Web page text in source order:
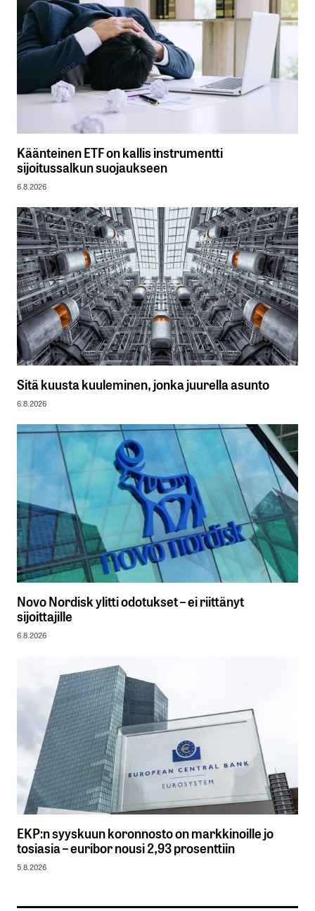
Käänteinen ETF on kallis instrumentti
sijoitussalkun suojaukseen
6.8.2026
Sitä kuusta kuuleminen, jonka juurella asunto
6.8.2026
Novo Nordisk ylitti odotukset – ei riittänyt
sijoittajille
6.8.2026
EKP:n syyskuun koronnosto on markkinoille jo
tosiasia – euribor nousi 2,93 prosenttiin
5.8.2026